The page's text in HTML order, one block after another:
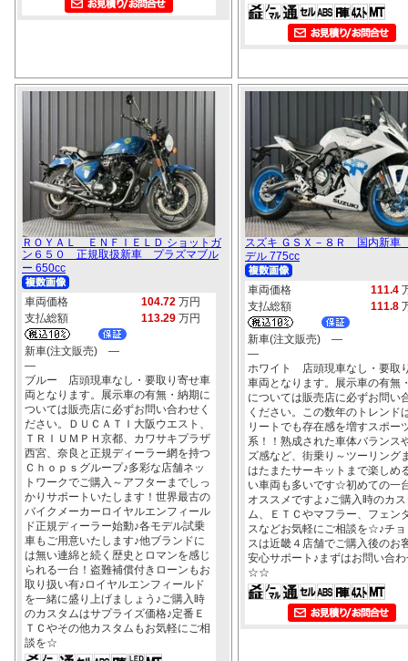
ＲＯＹＡＬ ＥＮＦＩＥＬＤ ショットガ
ン６５０ 正規取扱新車 プラズマブル
ー 650cc
車両価格 104.72 万円
支払総額
113.29 万円
新車(注文販売) ―
―
ブルー 店頭現車なし・要取り寄せ車
両となります。展示車の有無・納期に
ついては販売店に必ずお問い合わせく
ださい。ＤＵＣＡＴＩ大阪ウエスト、
ＴＲＩＵＭＰＨ京都、カワサキプラザ
西宮、奈良と正規ディーラー網を持つ
Ｃｈｏｐｓグループ♪多彩な店舗ネッ
トワークでご購入～アフターまでしっ
かりサポートいたします！世界最古の
バイクメーカーロイヤルエンフィール
ド正規ディーラー始動♪各モデル試乗
車もご用意いたします♪他ブランドに
は無い連綿と続く歴史とロマンを感じ
られる一台！盗難補償付きローンもお
取り扱い有♪ロイヤルエンフィールド
を一緒に盛り上げましょう♪ご購入時
のカスタムはサプライズ価格♪定番Ｅ
ＴＣやその他カスタムもお気軽にご相
談を☆
スズキ ＧＳＸ－８Ｒ 国内新
デル 775cc
車両価格 111.4
支払総額
111.8
新車(注文販売) ―
―
ホワイト 店頭現車なし・要取
車両となります。展示車の有無
については販売店に必ずお問い
ください。この数年のトレンド
リートでも存在感を増すスポー
系！！熟成された車体バランス
ズ感など、街乗り～ツーリング
はたまたサーキットまで楽しめ
い車両も多いです☆初めての一
オススメですよ♪ご購入時のカ
ム、ＥＴＣやマフラー、フェン
スなどお気軽にご相談を☆♪チ
スは近畿４店舗でご購入後のお
安心サポート♪まずはお問い合
☆☆